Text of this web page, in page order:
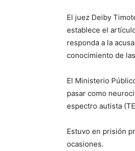
El juez Deiby
establece el
responda a la
conocimiento de
El Ministerio
pasar como
espectro autista
Estuvo en prisión
ocasiones.